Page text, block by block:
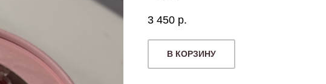
3 450 р.
В КОРЗИНУ